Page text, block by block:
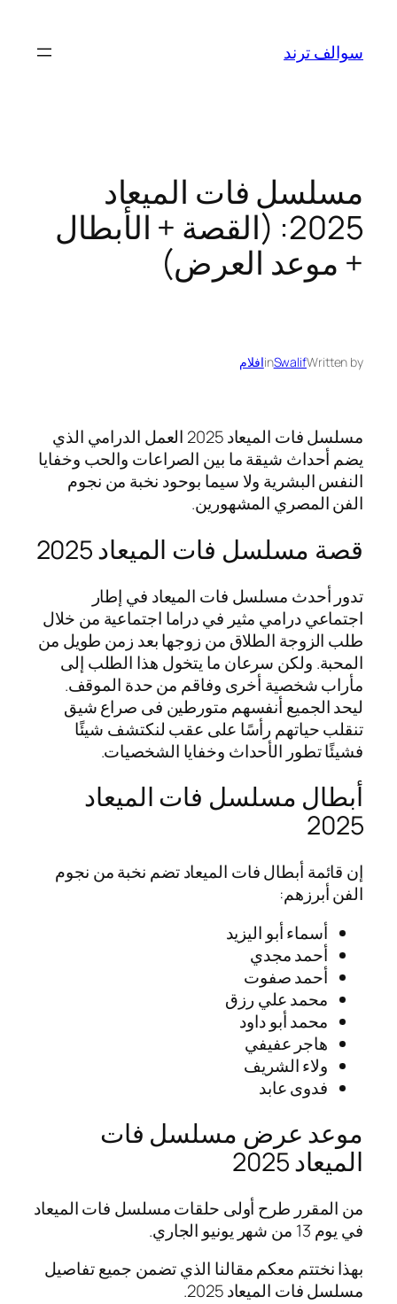
المحتوى
سوالف ترند
مسلسل فات الميعاد
2025: (القصة + الأبطال
+ موعد العرض)
Written by
Swalif
inافلام
مسلسل فات الميعاد 2025 العمل الدرامي الذي
يضم أحداث شيقة ما بين الصراعات والحب وخفايا
النفس البشرية ولا سيما بوحود نخبة من نجوم
الفن المصري المشهورين.
قصة مسلسل فات الميعاد 2025
تدور أحدث مسلسل فات الميعاد في إطار
اجتماعي درامي مثير في دراما اجتماعية من خلال
طلب الزوجة الطلاق من زوجها بعد زمن طويل من
المحبة. ولكن سرعان ما يتخول هذا الطلب إلى
مأراب شخصية أخرى وفاقم من حدة الموقف.
ليحد الجميع أنفسهم متورطين فى صراع شيق
تنقلب حياتهم رأسًا على عقب لنكتشف شيئًا
فشيئًا تطور الأحداث وخفايا الشخصيات.
أبطال مسلسل فات الميعاد
2025
إن قائمة أبطال فات الميعاد تضم نخبة من نجوم
الفن أبرزهم:
أسماء أبو اليزيد
أحمد مجدي
أحمد صفوت
محمد علي رزق
محمد أبو داود
هاجر عفيفي
ولاء الشريف
فدوى عابد
موعد عرض مسلسل فات
الميعاد 2025
من المقرر طرح أولى حلقات مسلسل فات الميعاد
في يوم 13 من شهر يونيو الجاري.
بهذا نختتم معكم مقالنا الذي تضمن جميع تفاصيل
مسلسل فات الميعاد 2025.